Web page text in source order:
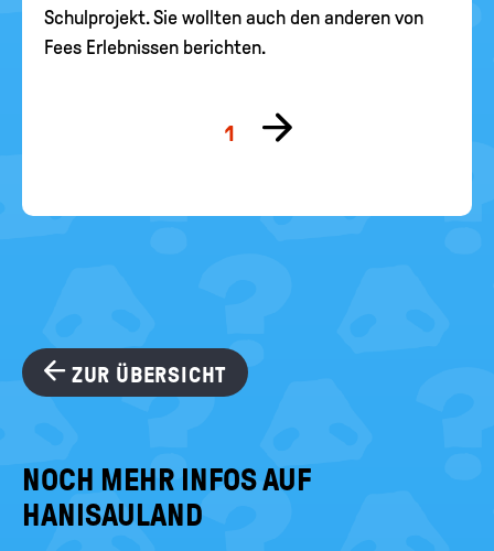
Schulprojekt. Sie wollten auch den anderen von
Fees Erlebnissen berichten.
1
Zur
ZUR ÜBERSICHT
NOCH MEHR INFOS AUF
HANISAULAND